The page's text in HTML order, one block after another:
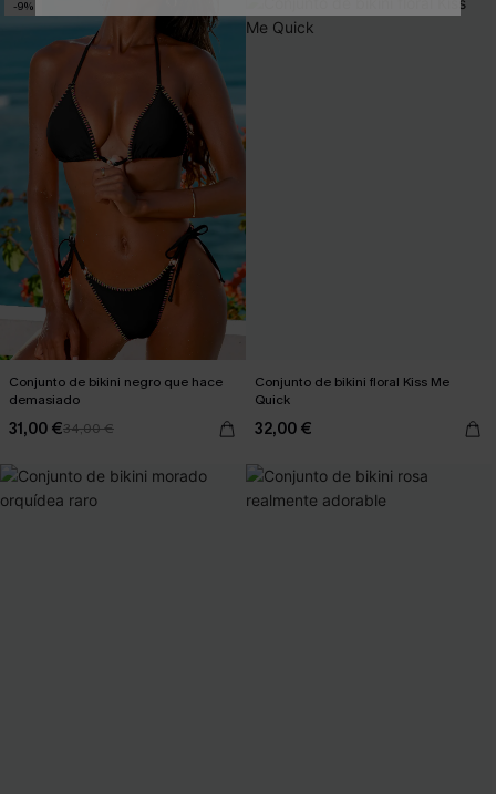
-9%
Conjunto de bikini negro que hace
demasiado
31,00 €34,00 €
Conjunto de bikini floral Kiss Me
Quick
32,00 €